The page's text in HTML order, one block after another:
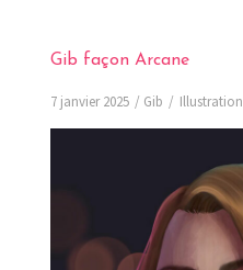
Gib façon Arcane
7 janvier 2025 Gib Illustration